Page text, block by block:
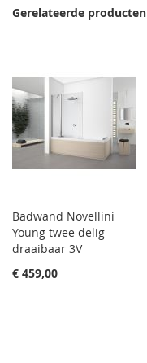
Gerelateerde producten
Badwand Novellini
Young twee delig
draaibaar 3V
€ 459,00